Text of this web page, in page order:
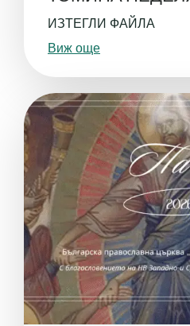
ИЗТЕГЛИ ФАЙЛА
Виж още